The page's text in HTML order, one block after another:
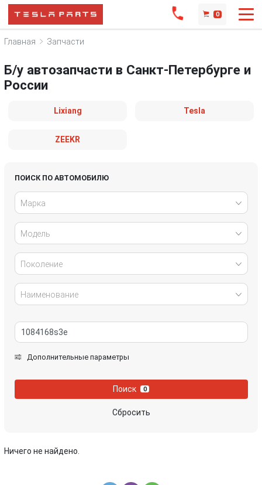
0
Главная Запчасти
Б/у автозапчасти в Санкт-Петербурге и
России
Lixiang Tesla
ZEEKR
ПОИСК ПО АВТОМОБИЛЮ
Марка
Модель
Поколение
Наименование
Дополнительные параметры
Поиск 0
Сбросить
Ничего не найдено.